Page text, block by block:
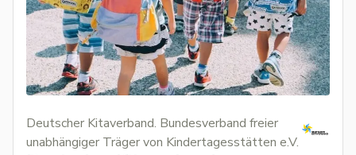
Deutscher Kitaverband. Bundesverband freier
unabhängiger Träger von Kindertagesstätten e.V.